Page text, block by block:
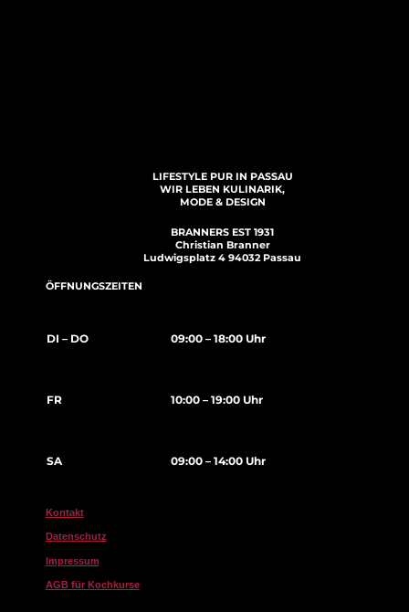
LIFESTYLE PUR IN PASSAU
WIR LEBEN KULINARIK,
MODE & DESIGN
BRANNERS EST 1931
Christian Branner
Ludwigsplatz 4 94032 Passau
ÖFFNUNGSZEITEN
DI – DO 09:00 – 18:00 Uhr
FR 10:00 – 19:00 Uhr
SA 09:00 – 14:00 Uhr
Kontakt
Datenschutz
Impressum
AGB für Kochkurse